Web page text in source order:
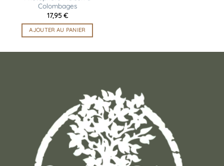
Colombages
17,95€
AJOUTER AU PANIER